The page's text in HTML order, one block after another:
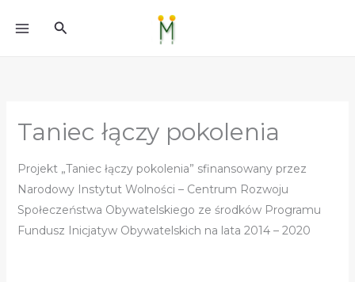
treści
Szukaj
Taniec łączy pokolenia
Projekt „Taniec łączy pokolenia” sfinansowany przez
Narodowy Instytut Wolności – Centrum Rozwoju
Społeczeństwa Obywatelskiego ze środków Programu
Fundusz Inicjatyw Obywatelskich na lata 2014 – 2020